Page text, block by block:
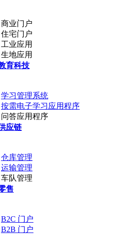
商业门户
住宅门户
工业应用
生地应用
育科技
学习管理系统
按需电子学习应用程序
问答应用程序
应链
仓库管理
运输管理
车队管理
售
B2C 门户
B2B 门户